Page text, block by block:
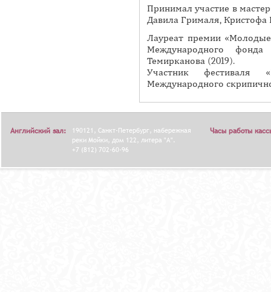
Л
Принимал участие в
Давила Грималя, Кристофа
Лауреат премии
Международного
Темирканова (2019).
Участник фестиваля
Международного
Английский зал:
190121, Санкт-Петербург, набережная
реки Мойки, дом 122, литера "А".
+7 (812) 702-60-96
Часы работы